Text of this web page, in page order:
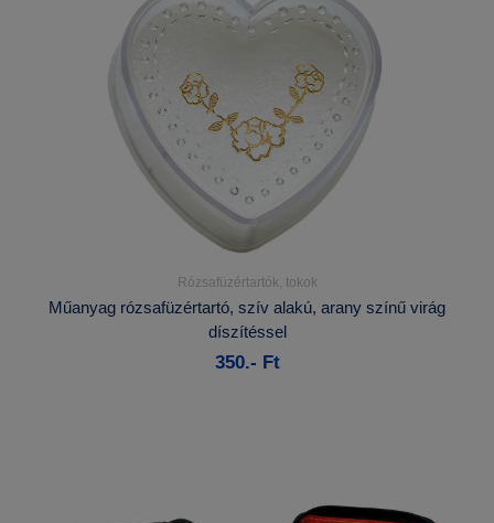
Kosárba
Rózsafüzértartók, tokok
Műanyag rózsafüzértartó, szív alakú, arany színű virág
díszítéssel
350.- Ft